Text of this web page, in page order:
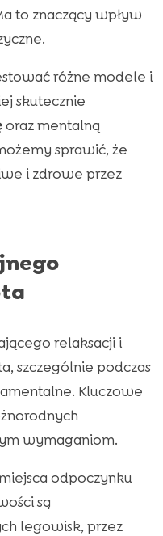
to znaczący wpływ
różne modele i
skutecznie
oraz mentalną
sprawić, że
i zdrowe przez
relaksacji i
szczególnie podczas
Kluczowe
wymaganiom.
odpoczynku
są
legowisk, przez